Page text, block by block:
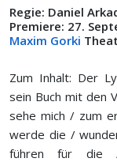
Regie: Daniel
Premiere: 27.
Maxim Gorki
Zum Inhalt: Der
sein Buch mit den
sehe mich / zum
werde die /
führen für die